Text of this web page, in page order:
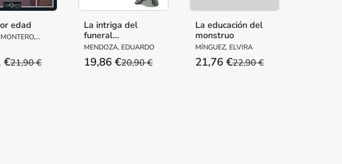
edad
21,90 €
€
La intriga del
funeral
inconveniente
MENDOZA, EDUARDO
20,90 €
19,86 €
La educación del
monstruo
MÍNGUEZ, ELVIRA
22,90 €
21,76 €